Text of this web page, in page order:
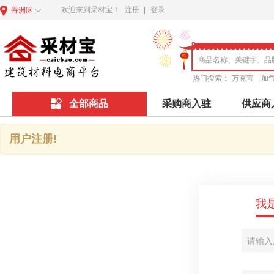
香洲区 欢迎来到采材宝！ 注册 登录
热门搜索： 万克宝 加
全部商品 采购商入驻 供应商
用户注册!
我